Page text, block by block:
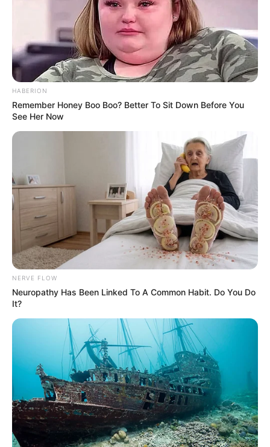
(foto: roomme)
8. Dengan warna setengah putih dan abu-abu, Van
diumpamkan sebagai ARMY, fans dari BTS yang
senantiasa melindungi ketujuh karakter
HABERION
Remember Honey Boo Boo? Better To Sit Down Before You
See Her Now
NERVE FLOW
Neuropathy Has Been Linked To A Common Habit. Do You Do
It?